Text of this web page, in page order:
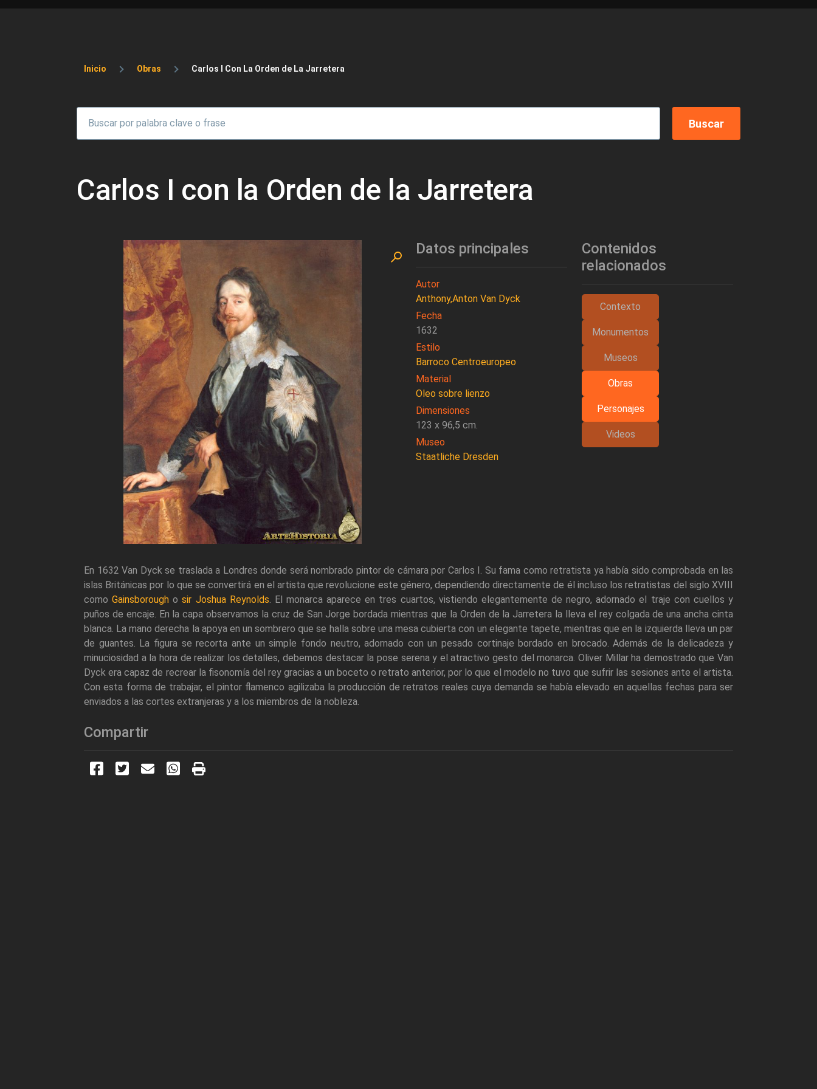
Sobrescribir enlaces de ayuda a la navegación
Inicio Obras Carlos I Con La Orden de La Jarretera
Carlos I con la Orden de la Jarretera
Datos principales
Autor
Anthony,Anton Van Dyck
Fecha
1632
Estilo
Barroco Centroeuropeo
Material
Oleo sobre lienzo
Dimensiones
123 x 96,5 cm.
Museo
Staatliche Dresden
Contenidos
relacionados
Contexto
Monumentos
Museos
Obras
Personajes
Videos
En 1632 Van Dyck se traslada a Londres donde será nombrado pintor de cámara por Carlos I. Su fama como retratista ya había sido comprobada en las
islas Británicas por lo que se convertirá en el artista que revolucione este género, dependiendo directamente de él incluso los retratistas del siglo XVIII
comoGainsborough osir Joshua Reynolds. El monarca aparece en tres cuartos, vistiendo elegantemente de negro, adornado el traje con cuellos y
puños de encaje. En la capa observamos la cruz de San Jorge bordada mientras que la Orden de la Jarretera la lleva el rey colgada de una ancha cinta
blanca. La mano derecha la apoya en un sombrero que se halla sobre una mesa cubierta con un elegante tapete, mientras que en la izquierda lleva un par
de guantes. La figura se recorta ante un simple fondo neutro, adornado con un pesado cortinaje bordado en brocado. Además de la delicadeza y
minuciosidad a la hora de realizar los detalles, debemos destacar la pose serena y el atractivo gesto del monarca. Oliver Millar ha demostrado que Van
Dyck era capaz de recrear la fisonomía del rey gracias a un boceto o retrato anterior, por lo que el modelo no tuvo que sufrir las sesiones ante el artista.
Con esta forma de trabajar, el pintor flamenco agilizaba la producción de retratos reales cuya demanda se había elevado en aquellas fechas para ser
enviados a las cortes extranjeras y a los miembros de la nobleza.
Compartir